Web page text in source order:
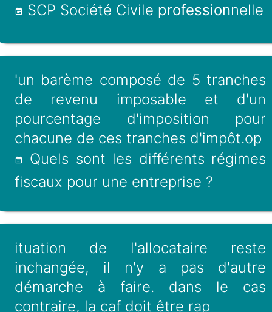
SCP Société Civile professionnelle
'un barème composé de 5 tranches
de revenu imposable et d'un
pourcentage d'imposition pour
chacune de ces tranches d'impôt.op
Quels sont les différents régimes
fiscaux pour une entreprise ?
ituation de l'allocataire reste
inchangée, il n'y a pas d'autre
démarche à faire. dans le cas
contraire, la caf doit être rap